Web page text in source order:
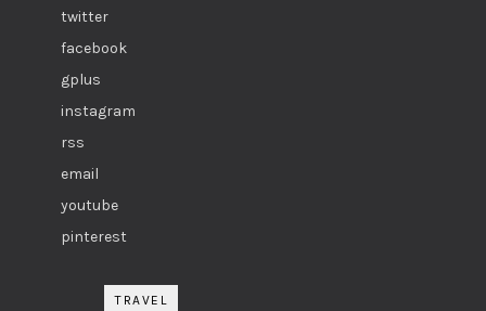
twitter
facebook
gplus
instagram
rss
email
youtube
pinterest
TRAVEL